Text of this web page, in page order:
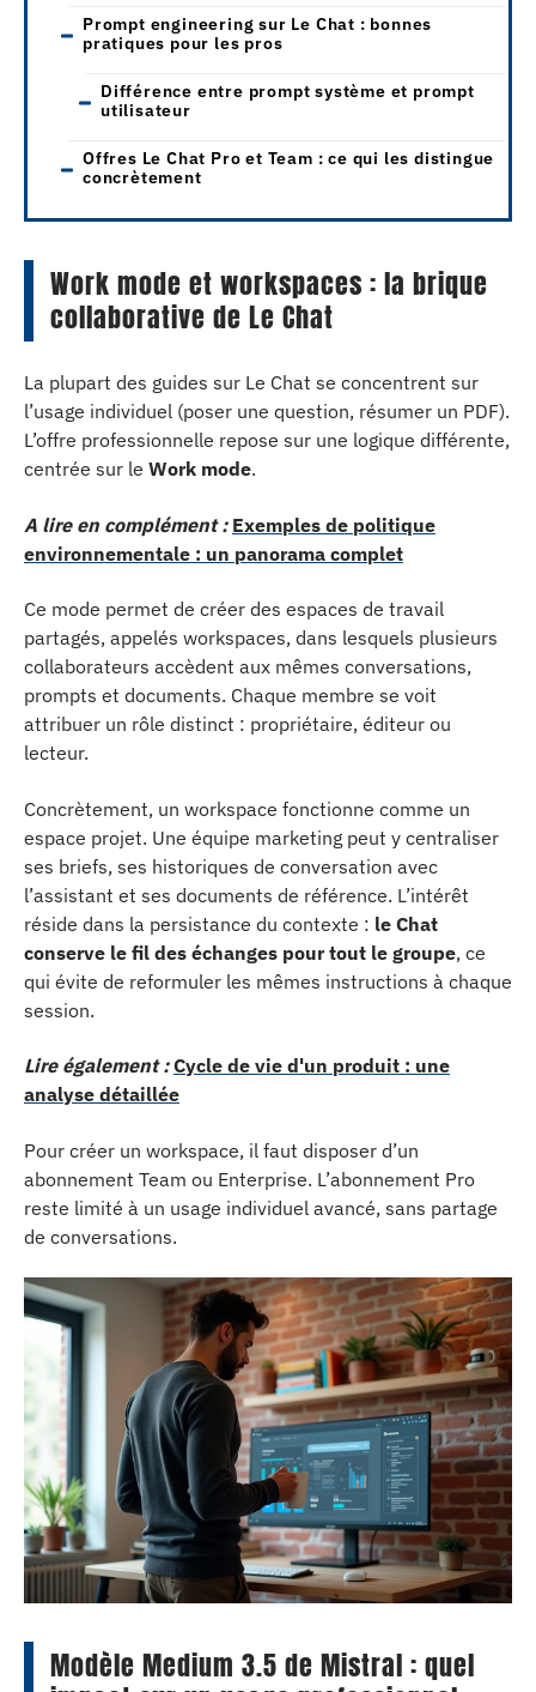
Prompt engineering sur Le Chat : bonnes
pratiques pour les pros
Différence entre prompt système et prompt
utilisateur
Offres Le Chat Pro et Team : ce qui les distingue
concrètement
Work mode et workspaces : la brique
collaborative de Le Chat
La plupart des guides sur Le Chat se concentrent sur
l’usage individuel (poser une question, résumer un PDF).
L’offre professionnelle repose sur une logique différente,
centrée sur le Work mode.
A lire en complément : Exemples de politique
environnementale : un panorama complet
Ce mode permet de créer des espaces de travail
partagés, appelés workspaces, dans lesquels plusieurs
collaborateurs accèdent aux mêmes conversations,
prompts et documents. Chaque membre se voit
attribuer un rôle distinct : propriétaire, éditeur ou
lecteur.
Concrètement, un workspace fonctionne comme un
espace projet. Une équipe marketing peut y centraliser
ses briefs, ses historiques de conversation avec
l’assistant et ses documents de référence. L’intérêt
réside dans la persistance du contexte : le Chat
conserve le fil des échanges pour tout le groupe, ce
qui évite de reformuler les mêmes instructions à chaque
session.
Lire également : Cycle de vie d'un produit : une
analyse détaillée
Pour créer un workspace, il faut disposer d’un
abonnement Team ou Enterprise. L’abonnement Pro
reste limité à un usage individuel avancé, sans partage
de conversations.
Modèle Medium 3.5 de Mistral : quel